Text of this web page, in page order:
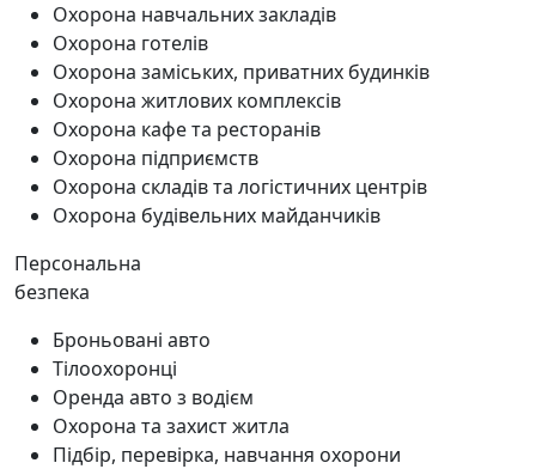
Охорона навчальних закладів
Охорона готелів
Охорона заміських, приватних будинків
Охорона житлових комплексів
Охорона кафе та ресторанів
Охорона підприємств
Охорона складів та логістичних центрів
Охорона будівельних майданчиків
Персональна
безпека
Броньовані авто
Тілоохоронці
Оренда авто з водієм
Охорона та захист житла
Підбір, перевірка, навчання охорони